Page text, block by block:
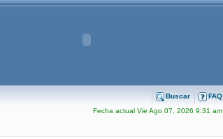
FAQ
Buscar
Fecha actual Vie Ago 07, 2026 9:31 am